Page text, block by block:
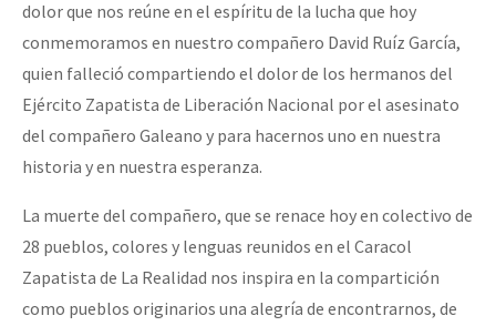
Contacto
dolor que nos reúne en el espíritu de la lucha que hoy
conmemoramos en nuestro compañero David Ruíz García,
quien falleció compartiendo el dolor de los hermanos del
Ejército Zapatista de Liberación Nacional por el asesinato
del compañero Galeano y para hacernos uno en nuestra
historia y en nuestra esperanza.
La muerte del compañero, que se renace hoy en colectivo de
28 pueblos, colores y lenguas reunidos en el Caracol
Zapatista de La Realidad nos inspira en la compartición
como pueblos originarios una alegría de encontrarnos, de